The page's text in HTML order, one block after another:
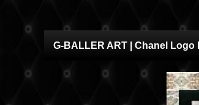
G-BALLER ART | Chanel